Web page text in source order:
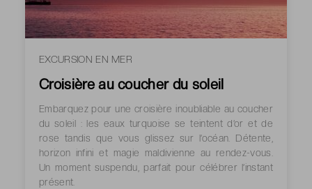
EXCURSION EN MER
Croisière au coucher du soleil
Embarquez pour une croisière inoubliable au coucher
du soleil : les eaux turquoise se teintent d’or et de
rose tandis que vous glissez sur l’océan. Détente,
horizon infini et magie maldivienne au rendez-vous.
Un moment suspendu, parfait pour célébrer l’instant
présent.